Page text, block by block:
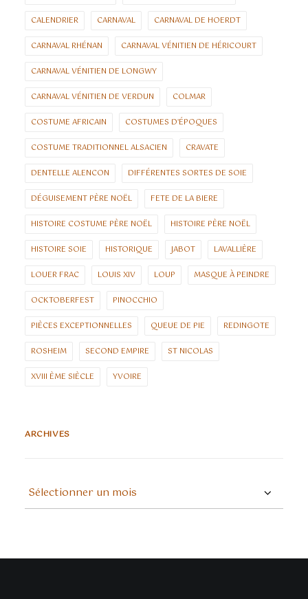
CALENDRIER CARNAVAL CARNAVAL DE HOERDT
CARNAVAL RHÉNAN CARNAVAL VÉNITIEN DE HÉRICOURT
CARNAVAL VÉNITIEN DE LONGWY
CARNAVAL VÉNITIEN DE VERDUN COLMAR
COSTUME AFRICAIN COSTUMES D'ÉPOQUES
COSTUME TRADITIONNEL ALSACIEN CRAVATE
DENTELLE ALENCON DIFFÉRENTES SORTES DE SOIE
DÉGUISEMENT PÈRE NOËL FETE DE LA BIERE
HISTOIRE COSTUME PÈRE NOËL HISTOIRE PÈRE NOËL
HISTOIRE SOIE HISTORIQUE JABOT LAVALLIÈRE
LOUER FRAC LOUIS XIV LOUP MASQUE À PEINDRE
OCKTOBERFEST PINOCCHIO
PIÈCES EXCEPTIONNELLES QUEUE DE PIE REDINGOTE
ROSHEIM SECOND EMPIRE ST NICOLAS
XVIII ÈME SIÈCLE YVOIRE
ARCHIVES
ARCHIVES